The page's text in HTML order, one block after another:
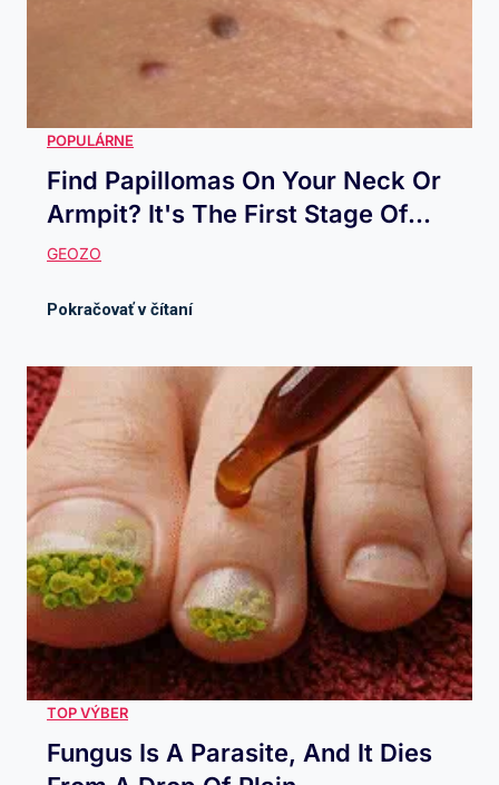
Find Papillomas On Your Neck Or
Armpit? It's The First Stage Of...
Fungus Is A Parasite, And It Dies